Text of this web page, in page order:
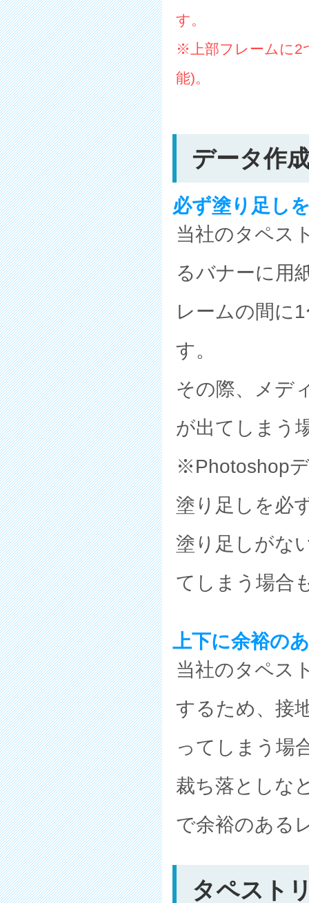
す。
※上部フレームに2
能)。
データ作
必ず塗り足し
当社のタペス
るバナーに用
レームの間に
す。
その際、メデ
が出てしまう
※Photoshop
塗り足しを必
塗り足しがな
てしまう場合
上下に余裕の
当社のタペス
するため、接
ってしまう場
裁ち落としな
で余裕のある
タペスト